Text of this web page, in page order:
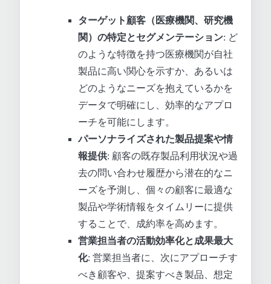
ターゲット顧客（医療機関、研究機
関）の特定とセグメンテーション: ど
のような特徴を持つ医療機関が自社
製品に高い関心を示すか、あるいは
どのようなニーズを抱えているかを
データで明確にし、効率的なアプロ
ーチを可能にします。
パーソナライズされた製品提案や情
報提供: 顧客の既存製品利用状況や過
去の問い合わせ履歴から潜在的なニ
ーズを予測し、個々の顧客に最適な
製品や学術情報をタイムリーに提供
することで、成約率を高めます。
営業担当者の活動効率化と成果最大
化: 営業担当者に、次にアプローチす
べき顧客や、提案すべき製品、想定